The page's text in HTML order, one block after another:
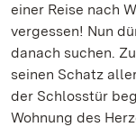
einer Reise nach
vergessen! Nun
danach suchen.
seinen Schatz
der Schlosstür
Wohnung des